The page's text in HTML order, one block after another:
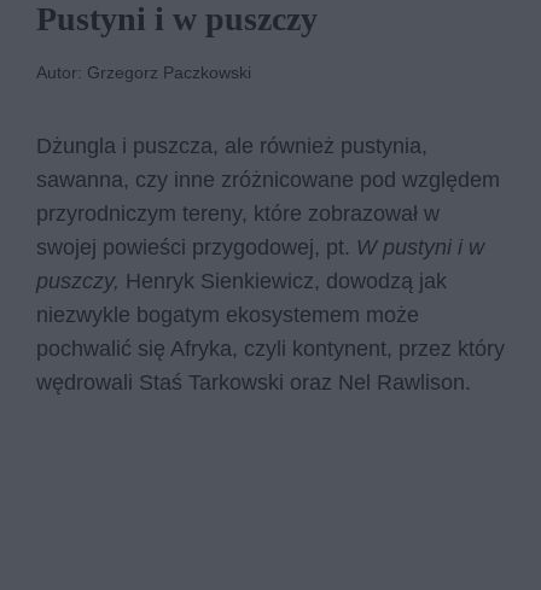
Pustyni i w puszczy
Autor: Grzegorz Paczkowski
Dżungla i puszcza, ale również pustynia,
sawanna, czy inne zróżnicowane pod względem
przyrodniczym tereny, które zobrazował w
swojej powieści przygodowej, pt. W pustyni i w
puszczy, Henryk Sienkiewicz, dowodzą jak
niezwykle bogatym ekosystemem może
pochwalić się Afryka, czyli kontynent, przez który
wędrowali Staś Tarkowski oraz Nel Rawlison.